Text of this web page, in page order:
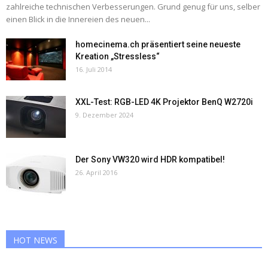
zahlreiche technischen Verbesserungen. Grund genug für uns, selber
einen Blick in die Innereien des neuen...
homecinema.ch präsentiert seine neueste
Kreation „Stressless“
16. Juli 2014
XXL-Test: RGB-LED 4K Projektor BenQ W2720i
9. Dezember 2024
Der Sony VW320 wird HDR kompatibel!
26. April 2016
HOT NEWS